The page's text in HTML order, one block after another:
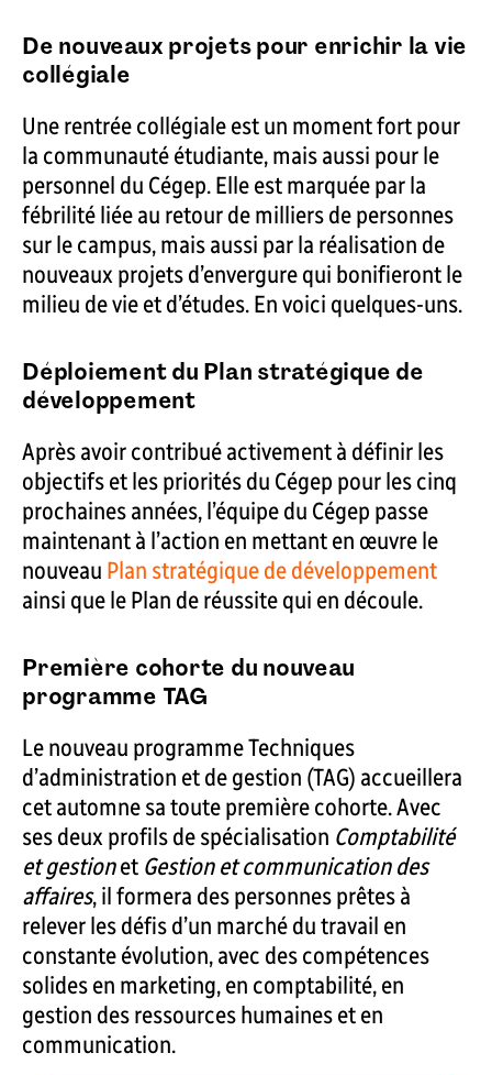
De nouveaux projets pour enrichir la vie
collégiale
Une rentrée collégiale est un moment fort pour
la communauté étudiante, mais aussi pour le
personnel du Cégep. Elle est marquée par la
fébrilité liée au retour de milliers de personnes
sur le campus, mais aussi par la réalisation de
nouveaux projets d’envergure qui bonifieront le
milieu de vie et d’études. En voici quelques-uns.
Déploiement du Plan stratégique de
développement
Après avoir contribué activement à définir les
objectifs et les priorités du Cégep pour les cinq
prochaines années, l’équipe du Cégep passe
maintenant à l’action en mettant en œuvre le
nouveau Plan stratégique de développement
ainsi que le Plan de réussite qui en découle.
Première cohorte du nouveau
programme TAG
Le nouveau programme Techniques
d’administration et de gestion (TAG) accueillera
cet automne sa toute première cohorte. Avec
ses deux profils de spécialisation Comptabilité
et gestionet Gestion et communication des
affaires, il formera des personnes prêtes à
relever les défis d’un marché du travail en
constante évolution, avec des compétences
solides en marketing, en comptabilité, en
gestion des ressources humaines et en
communication.